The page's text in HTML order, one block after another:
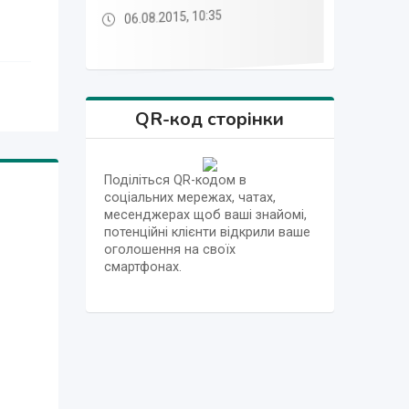
06.08.2015, 10:23
06.08.2015, 10:35
06.08.2015, 10:23
06.08.2015, 10:35
QR-код сторінки
Поділіться QR-кодом в
соціальних мережах, чатах,
месенджерах щоб ваші знайомі,
потенційні клієнти відкрили ваше
оголошення на своїх
смартфонах.